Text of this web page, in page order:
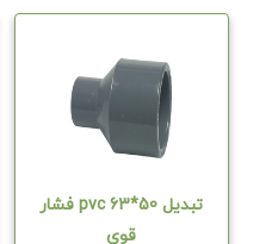
تبدیل pvc 63*50 فشار
قوی